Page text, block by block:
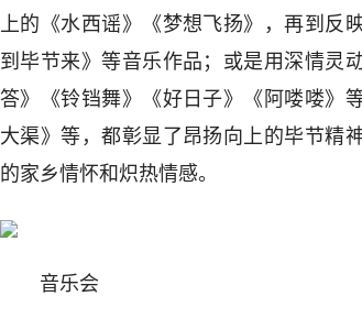
上的《水西谣》《梦想飞扬》，再到反
到毕节来》等音乐作品；或是用深情灵
答》《铃铛舞》《好日子》《阿喽喽》
大渠》等，都彰显了昂扬向上的毕节精
的家乡情怀和炽热情感。
音乐会